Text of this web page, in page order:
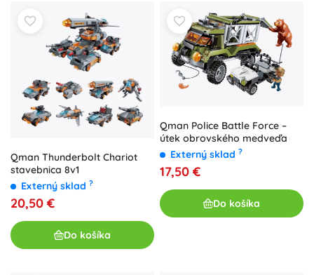
Qman Thunderbolt Chariot
stavebnica 8v1
Externý sklad ?
20,50 €
Do košíka
Qman Police Battle Force –
útek obrovského medveďa
Externý sklad ?
17,50 €
Do košíka